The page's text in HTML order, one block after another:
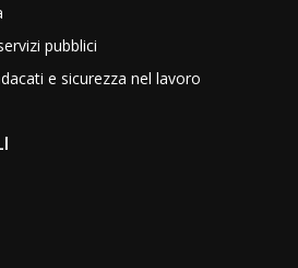
pubblici
e sicurezza nel lavoro